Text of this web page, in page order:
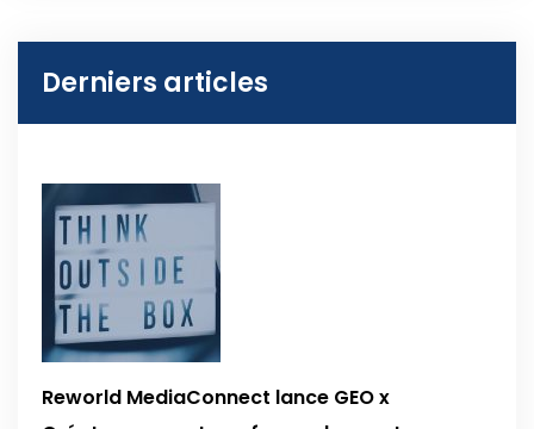
Derniers articles
Reworld MediaConnect lance GEO x